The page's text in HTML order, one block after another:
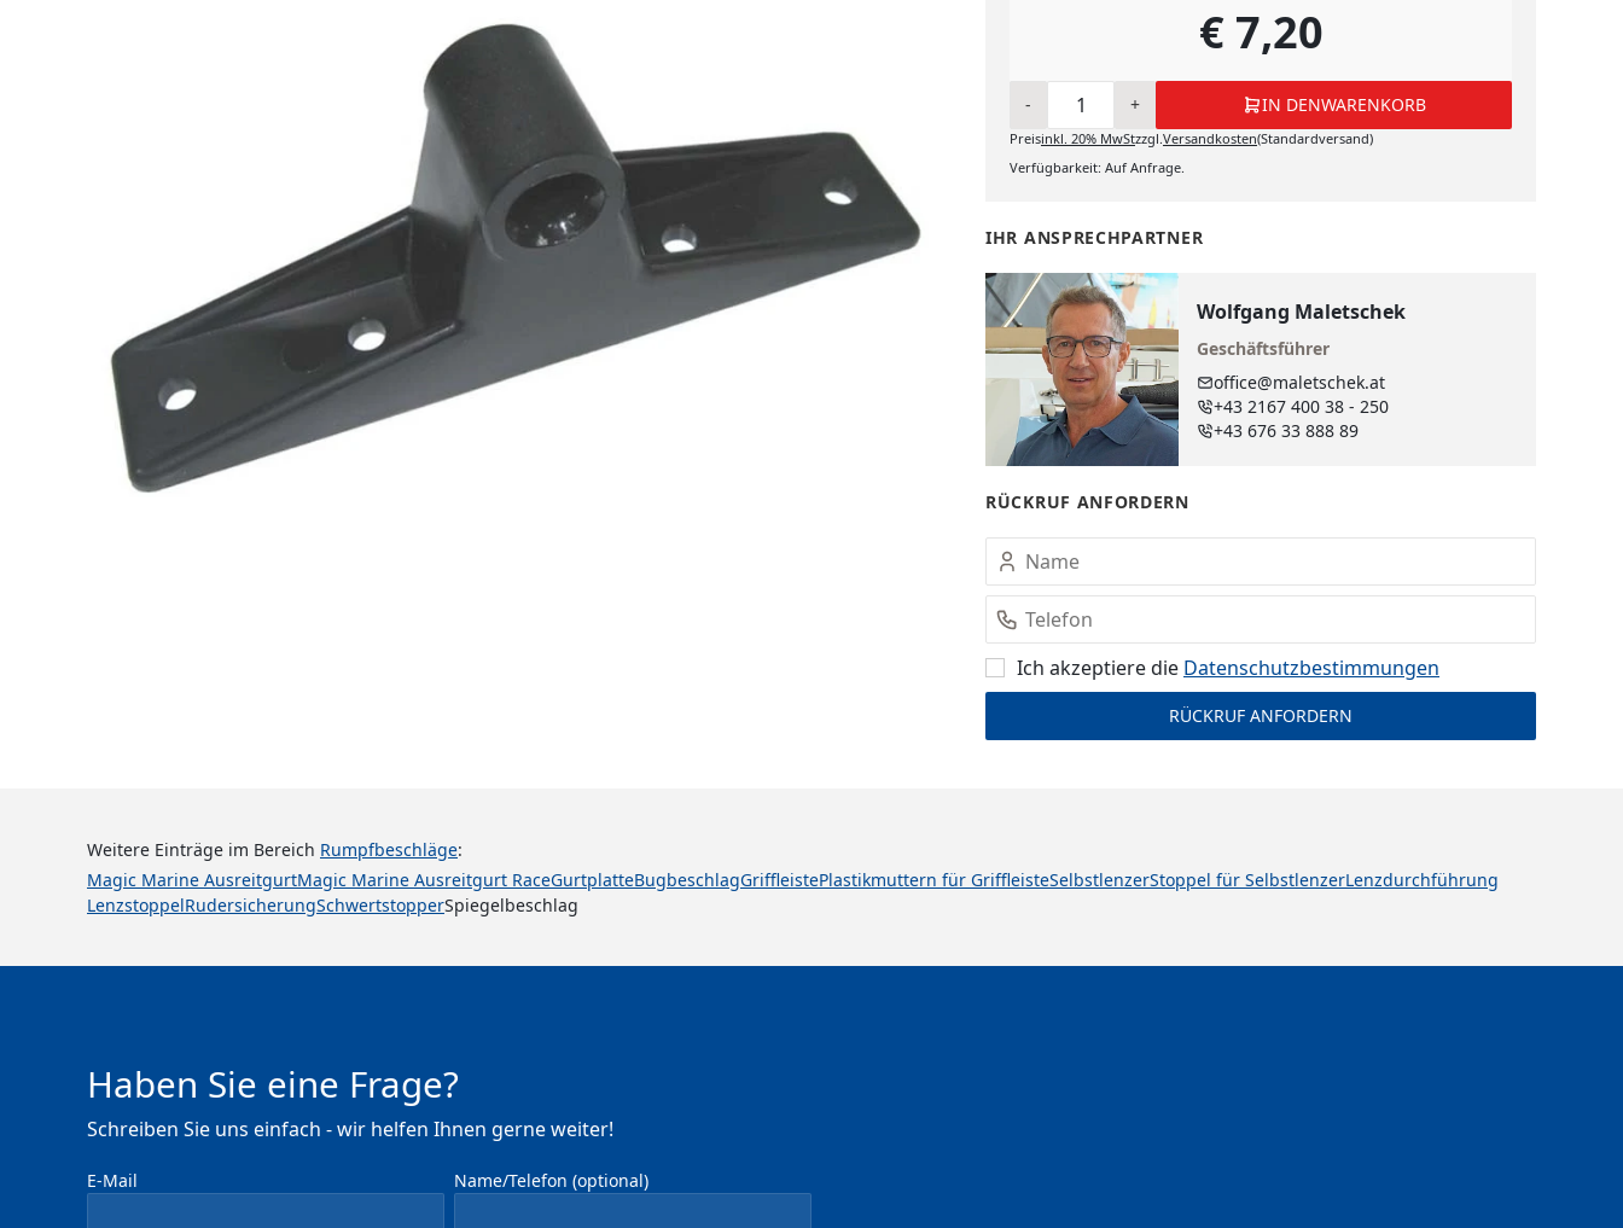
€ 7,20
- + IN DENWARENKORB
Preisinkl. 20% MwStzzgl.Versandkosten(Standardversand)
Verfügbarkeit: Auf Anfrage.
IHR ANSPRECHPARTNER
Wolfgang Maletschek
Geschäftsführer
office@maletschek.at
+43 2167 400 38 - 250
+43 676 33 888 89
RÜCKRUF ANFORDERN
Ich akzeptiere die Datenschutz­bestimmungen
Weitere Einträge im Bereich Rumpfbeschläge:
Magic Marine AusreitgurtMagic Marine Ausreitgurt RaceGurtplatteBugbeschlagGriffleistePlastikmuttern für GriffleisteSelbstlenzerStoppel für SelbstlenzerLenzdurchführung
LenzstoppelRudersicherungSchwertstopperSpiegelbeschlag
Haben Sie eine Frage?
Schreiben Sie uns einfach - wir helfen Ihnen gerne weiter!
E-Mail Name/Telefon (optional)